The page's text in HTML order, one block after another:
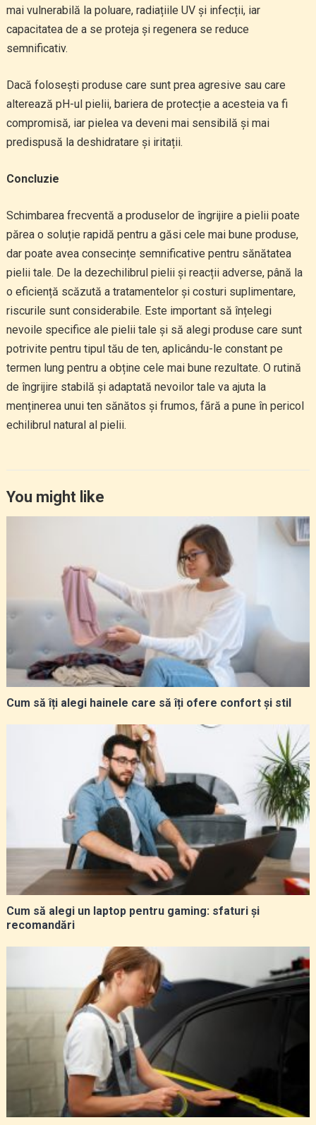
mai vulnerabilă la poluare, radiațiile UV și infecții, iar
capacitatea de a se proteja și regenera se reduce
semnificativ.
Dacă folosești produse care sunt prea agresive sau care
alterează pH-ul pielii, bariera de protecție a acesteia va fi
compromisă, iar pielea va deveni mai sensibilă și mai
predispusă la deshidratare și iritații.
Concluzie
Schimbarea frecventă a produselor de îngrijire a pielii poate
părea o soluție rapidă pentru a găsi cele mai bune produse,
dar poate avea consecințe semnificative pentru sănătatea
pielii tale. De la dezechilibrul pielii și reacții adverse, până la
o eficiență scăzută a tratamentelor și costuri suplimentare,
riscurile sunt considerabile. Este important să înțelegi
nevoile specifice ale pielii tale și să alegi produse care sunt
potrivite pentru tipul tău de ten, aplicându-le constant pe
termen lung pentru a obține cele mai bune rezultate. O rutină
de îngrijire stabilă și adaptată nevoilor tale va ajuta la
menținerea unui ten sănătos și frumos, fără a pune în pericol
echilibrul natural al pielii.
You might like
Cum să îți alegi hainele care să îți ofere confort și stil
Cum să alegi un laptop pentru gaming: sfaturi și
recomandări